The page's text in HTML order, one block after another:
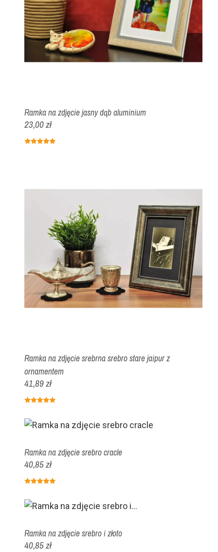
Ramka na zdjęcie jasny dąb aluminium
23,00 zł
Ramka na zdjęcie srebrna srebro stare jaipur z
ornamentem
41,89 zł
Ramka na zdjęcie srebro cracle
40,85 zł
Ramka na zdjęcie srebro i złoto
40,85 zł